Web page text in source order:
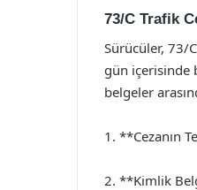
73/C Trafik
Sürücüler, 73/
gün içerisinde
belgeler
1. **Cezanın
2. **Kimlik